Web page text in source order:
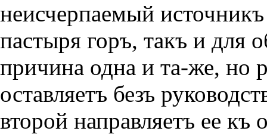
неисчерпаемый
пастыря горъ, такъ и для
причина одна и та-же, но
оставляетъ безъ
второй направляетъ ее къ